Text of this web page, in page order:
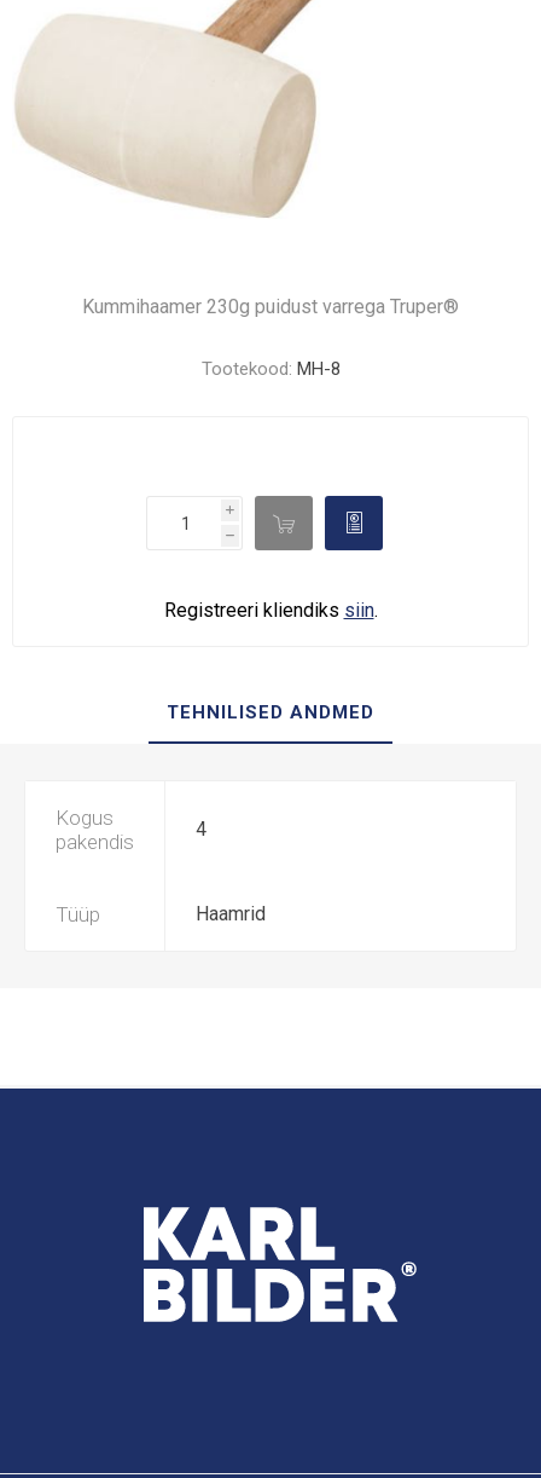
Kummihaamer 230g puidust varrega Truper®
Tootekood: MH-8
i
h
d 
Registreeri kliendiks siin.
TEHNILISED ANDMED
Kogus
pakendis
4
Tüüp Haamrid